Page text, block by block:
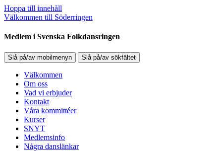
Hoppa till innehåll
Välkommen till Söderringen
Medlem i Svenska Folkdansringen
Slå på/av mobilmenyn Slå på/av sökfältet
Välkommen
Om oss
Vad vi erbjuder
Kontakt
Våra kommittéer
Kurser
SNYT
Medlemsinfo
Några danslänkar